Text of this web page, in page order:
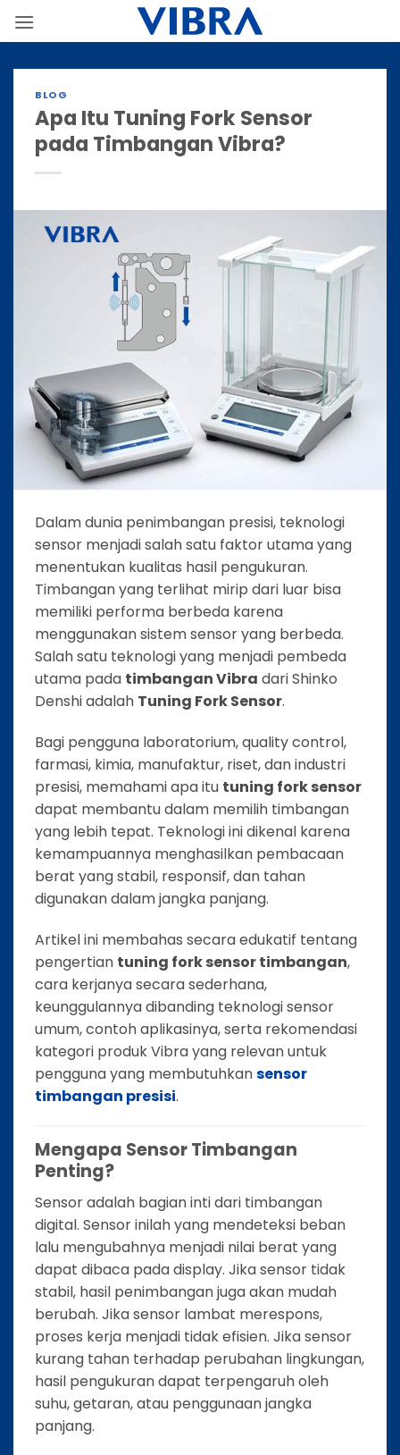
BLOG
Apa Itu Tuning Fork Sensor
pada Timbangan Vibra?
Dalam dunia penimbangan presisi, teknologi
sensor menjadi salah satu faktor utama yang
menentukan kualitas hasil pengukuran.
Timbangan yang terlihat mirip dari luar bisa
memiliki performa berbeda karena
menggunakan sistem sensor yang berbeda.
Salah satu teknologi yang menjadi pembeda
utama pada timbangan Vibra dari Shinko
Denshi adalah Tuning Fork Sensor.
Bagi pengguna laboratorium, quality control,
farmasi, kimia, manufaktur, riset, dan industri
presisi, memahami apa itu tuning fork sensor
dapat membantu dalam memilih timbangan
yang lebih tepat. Teknologi ini dikenal karena
kemampuannya menghasilkan pembacaan
berat yang stabil, responsif, dan tahan
digunakan dalam jangka panjang.
Artikel ini membahas secara edukatif tentang
pengertian tuning fork sensor timbangan,
cara kerjanya secara sederhana,
keunggulannya dibanding teknologi sensor
umum, contoh aplikasinya, serta rekomendasi
kategori produk Vibra yang relevan untuk
pengguna yang membutuhkansensor
timbangan presisi.
Mengapa Sensor Timbangan
Penting?
Sensor adalah bagian inti dari timbangan
digital. Sensor inilah yang mendeteksi beban
lalu mengubahnya menjadi nilai berat yang
dapat dibaca pada display. Jika sensor tidak
stabil, hasil penimbangan juga akan mudah
berubah. Jika sensor lambat merespons,
proses kerja menjadi tidak efisien. Jika sensor
kurang tahan terhadap perubahan lingkungan,
hasil pengukuran dapat terpengaruh oleh
suhu, getaran, atau penggunaan jangka
panjang.